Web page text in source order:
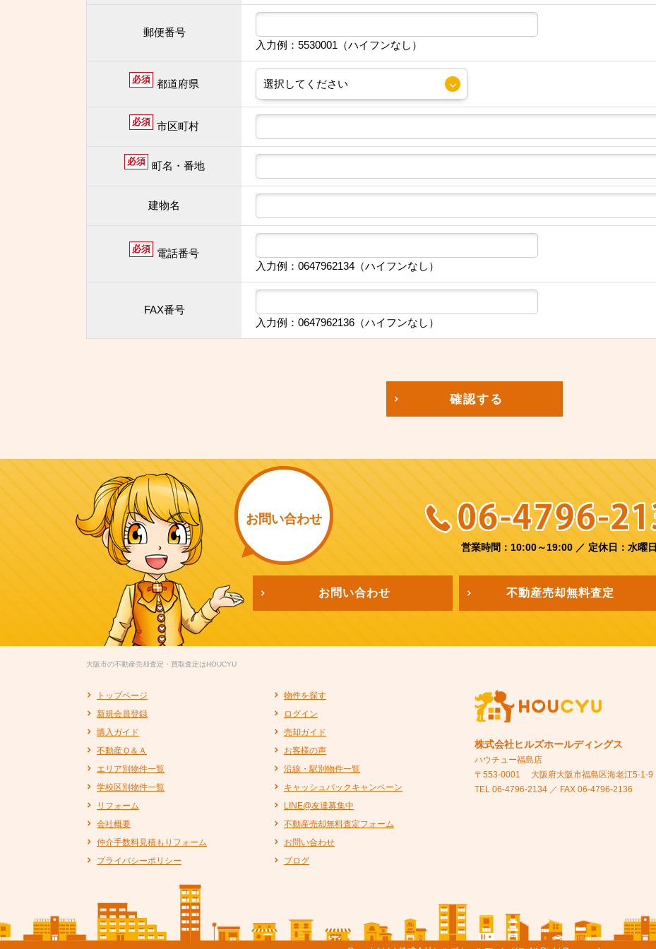
郵便番号
入力例：5530001（ハイフンなし）
必須 都道府県
必須 市区町村
必須 町名・番地
建物名
必須
電話番号
入力例：0647962134（ハイフンなし）
FAX番号
入力例：0647962136（ハイフンなし）
確認する
お問い合わせ
営業時間：10:00～19:00 ／ 定休日：水曜日
お問い合わせ 不動産売却無料査定
大阪市の不動産売却査定・買取査定はHOUCYU
トップページ
物件を探す
新規会員登録
ログイン
購入ガイド
売却ガイド
不動産Ｑ＆Ａ
お客様の声
エリア別物件一覧
沿線・駅別物件一覧
学校区別物件一覧
キャッシュバックキャンペーン
リフォーム
LINE@友達募集中
会社概要
不動産売却無料査定フォーム
仲介手数料見積もりフォーム
お問い合わせ
プライバシーポリシー
ブログ
株式会社ヒルズホールディングス
ハウチュー福島店
〒553-0001
大阪府大阪市福島区海老江5-1-9
TEL 06-4796-2134 ／ FAX 06-4796-2136